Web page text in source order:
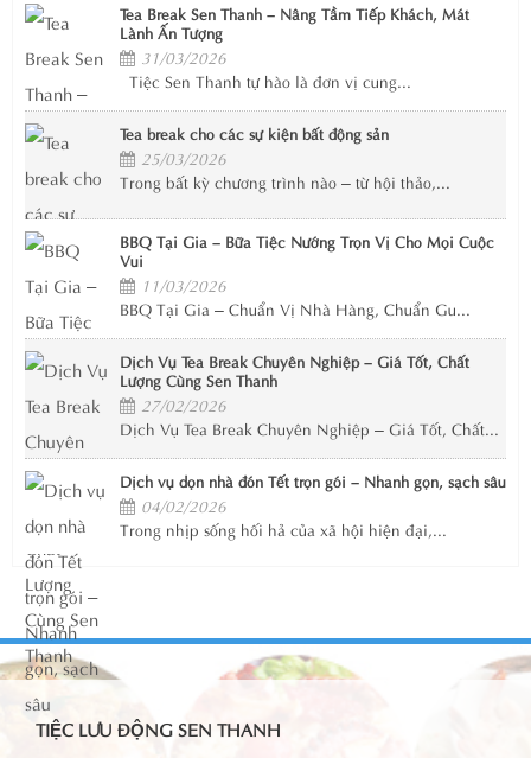
Tea Break Sen Thanh – Nâng Tầm Tiếp Khách, Mát
Lành Ấn Tượng
31/03/2026
Tiệc Sen Thanh tự hào là đơn vị cung...
Tea break cho các sự kiện bất động sản
25/03/2026
Trong bất kỳ chương trình nào – từ hội thảo,...
BBQ Tại Gia – Bữa Tiệc Nướng Trọn Vị Cho Mọi Cuộc
Vui
11/03/2026
BBQ Tại Gia – Chuẩn Vị Nhà Hàng, Chuẩn Gu...
Dịch Vụ Tea Break Chuyên Nghiệp – Giá Tốt, Chất
Lượng Cùng Sen Thanh
27/02/2026
Dịch Vụ Tea Break Chuyên Nghiệp – Giá Tốt, Chất...
Dịch vụ dọn nhà đón Tết trọn gói – Nhanh gọn, sạch sâu
04/02/2026
Trong nhịp sống hối hả của xã hội hiện đại,...
TIỆC LƯU ĐỘNG SEN THANH